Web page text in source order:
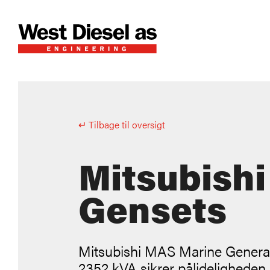
↵ Tilbage til oversigt
Gensets
Mitsubishi MAS Marine